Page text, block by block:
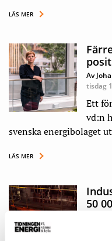
LÄS MER
Av
tisdag
Ett
vd:n
svenska energibolaget
LÄS MER
50